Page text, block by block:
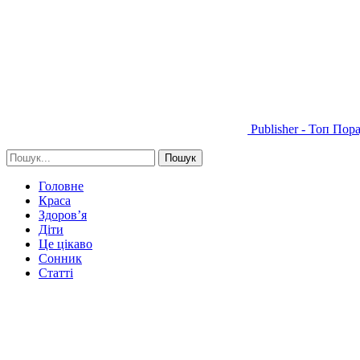
Publisher - Топ
Головне
Краса
Здоров’я
Діти
Це цікаво
Сонник
Статті